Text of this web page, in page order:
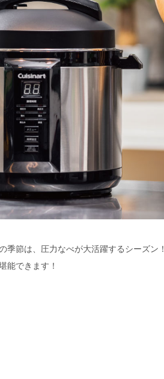
季節は、圧力なべが大活躍するシーズン！
能できます！